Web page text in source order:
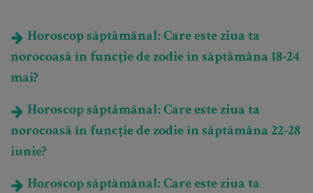
Horoscop săptămânal: Care este ziua ta
norocoasă în funcție de zodie în săptămâna 18-24
mai?
Horoscop săptămânal: Care este ziua ta
norocoasă în funcție de zodie în săptămâna 22-28
iunie?
Horoscop săptămânal: Care este ziua ta